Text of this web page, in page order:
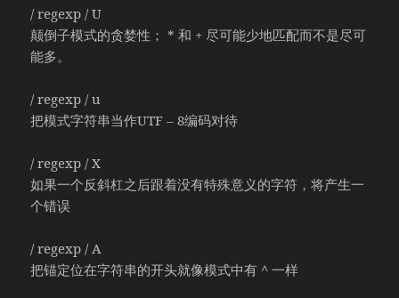
/ regexp / U
颠倒子模式的贪婪性； * 和 + 尽可能少地匹配而不是尽可
能多。
/ regexp / u
把模式字符串当作UTF – 8编码对待
/ regexp / X
如果一个反斜杠之后跟着没有特殊意义的字符，将产生一
个错误
/ regexp / A
把锚定位在字符串的开头就像模式中有 ^ 一样